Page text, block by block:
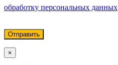
обработку персональных данных
×